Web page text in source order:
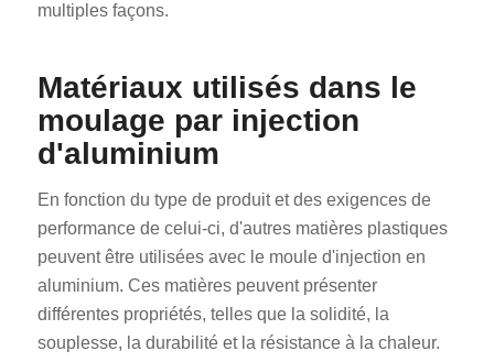
multiples façons.
Matériaux utilisés dans le
moulage par injection
d'aluminium
En fonction du type de produit et des exigences de
performance de celui-ci, d'autres matières plastiques
peuvent être utilisées avec le moule d'injection en
aluminium. Ces matières peuvent présenter
différentes propriétés, telles que la solidité, la
souplesse, la durabilité et la résistance à la chaleur.